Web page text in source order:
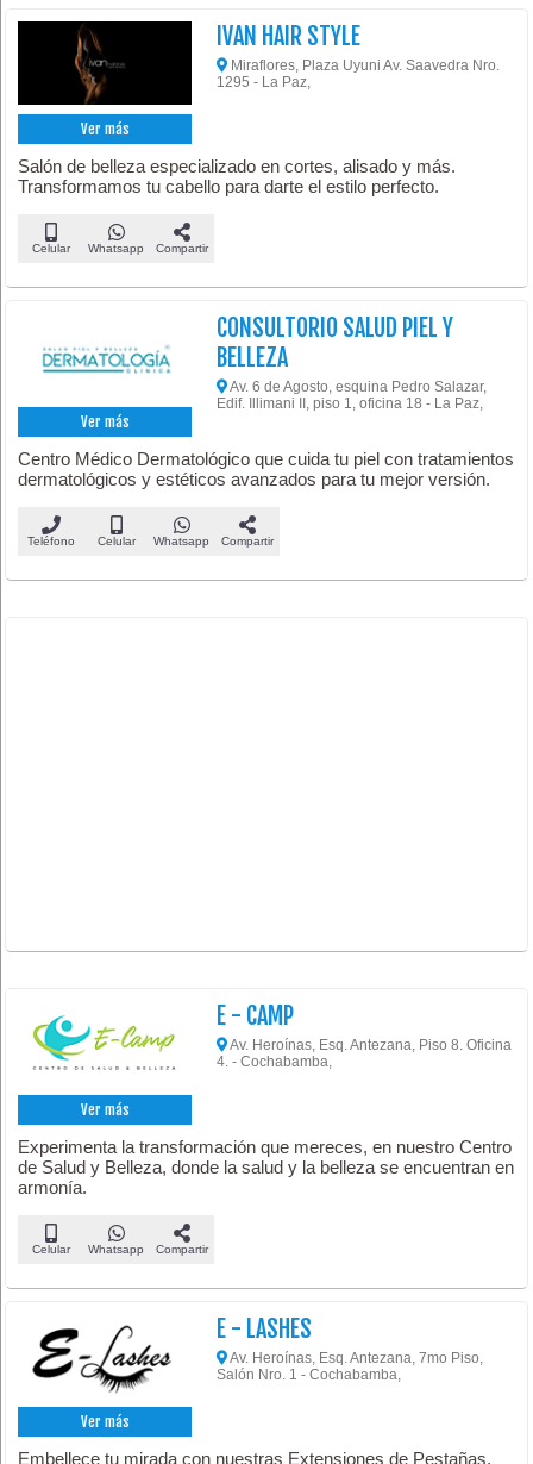
Ver más
IVAN HAIR STYLE
Miraflores, Plaza Uyuni Av. Saavedra Nro.
1295 - La Paz,
Salón de belleza especializado en cortes, alisado y más.
Transformamos tu cabello para darte el estilo perfecto.
Celular Whatsapp Compartir
Ver más
CONSULTORIO SALUD PIEL Y
BELLEZA
Av. 6 de Agosto, esquina Pedro Salazar,
Edif. Illimani II, piso 1, oficina 18 - La Paz,
Centro Médico Dermatológico que cuida tu piel con tratamientos
dermatológicos y estéticos avanzados para tu mejor versión.
Teléfono Celular Whatsapp Compartir
Ver más
E - CAMP
Av. Heroínas, Esq. Antezana, Piso 8. Oficina
4. - Cochabamba,
Experimenta la transformación que mereces, en nuestro Centro
de Salud y Belleza, donde la salud y la belleza se encuentran en
armonía.
Celular Whatsapp Compartir
Ver más
E - LASHES
Av. Heroínas, Esq. Antezana, 7mo Piso,
Salón Nro. 1 - Cochabamba,
Embellece tu mirada con nuestras Extensiones de Pestañas.